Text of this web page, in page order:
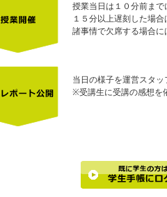
授業当日は１０分前ま
１５分以上遅刻した場
諸事情で欠席する場合に
当日の様子を運営スタ
※受講生に受講の感想を